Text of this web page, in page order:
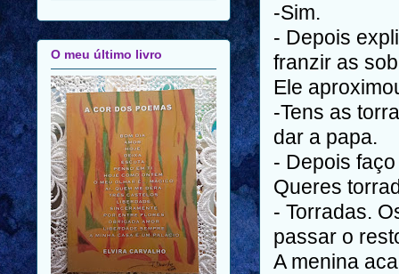
-Sim.
- Depois
franzir as
Ele
-Tens as
dar a papa.
- Depois
Queres
- Torradas.
passar o
A menina
O meu último livro